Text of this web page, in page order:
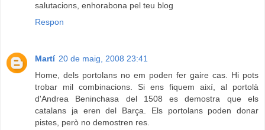
salutacions, enhorabona pel teu blog
Respon
Martí 20 de maig, 2008 23:41
Home, dels portolans no em poden fer gaire cas. Hi pots
trobar mil combinacions. Si ens fiquem així, al portolà
d'Andrea Beninchasa del 1508 es demostra que els
catalans ja eren del Barça. Els portolans poden donar
pistes, però no demostren res.